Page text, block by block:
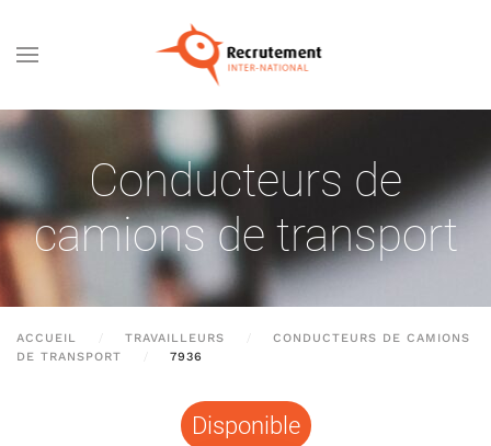
Passer au contenu principal
Conducteurs de
camions de transport
ACCUEIL TRAVAILLEURS
CONDUCTEURS DE CAMIONS
DE TRANSPORT
7936
Disponible